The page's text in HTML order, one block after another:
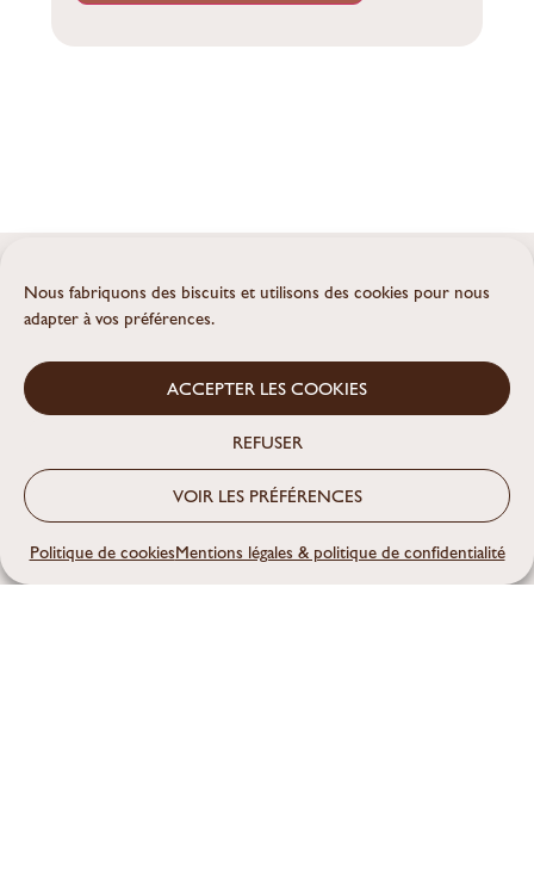
Nous fabriquons des biscuits et utilisons des cookies pour nous
adapter à vos préférences.
ACCEPTER LES COOKIES
REFUSER
VOIR LES PRÉFÉRENCES
Politique de cookiesMentions légales & politique de confidentialité
Continuez d’apprendre, découvrir et
cuisiner…